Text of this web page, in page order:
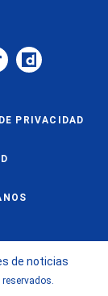
PRIVACIDAD
de noticias